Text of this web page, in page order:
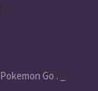
Pokemon Go . _